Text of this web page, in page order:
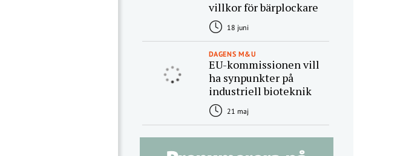
villkor för bärplockare
18 juni
DAGENS M&U
EU-kommissionen vill
ha synpunkter på
industriell bioteknik
21 maj